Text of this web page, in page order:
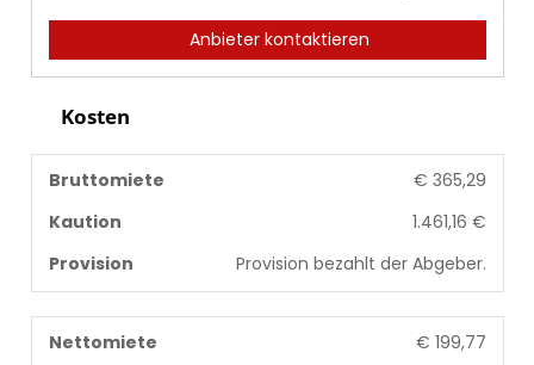
Anbieter kontaktieren
Kosten
Bruttomiete
€ 365,29
Kaution
1.461,16 €
Provision
Provision bezahlt der Abgeber.
Nettomiete
€ 199,77